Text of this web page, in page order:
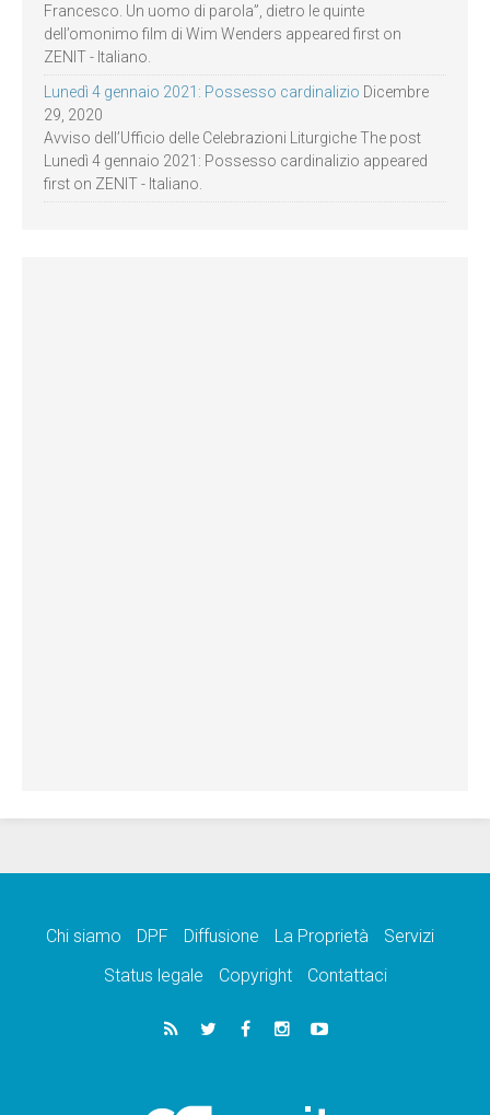
Francesco. Un uomo di parola”, dietro le quinte
dell’omonimo film di Wim Wenders appeared first on
ZENIT - Italiano.
Lunedì 4 gennaio 2021: Possesso cardinalizio Dicembre
29, 2020
Avviso dell’Ufficio delle Celebrazioni Liturgiche The post
Lunedì 4 gennaio 2021: Possesso cardinalizio appeared
first on ZENIT - Italiano.
Chi siamo DPF Diffusione La Proprietà
Servizi
Status legale
Copyright Contattaci